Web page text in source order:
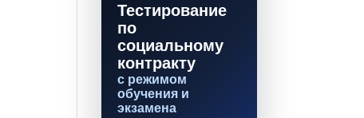
Тестирование
по
социальному
контракту
с режимом
обучения и
экзамена